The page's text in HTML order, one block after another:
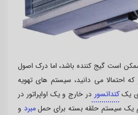
است گیج کننده باشد، اما درک اصول
احتمالا می دانید، سیستم های تهویه
یککندانسور در خارج و یک اواپراتور در
یک سیستم حلقه بسته برای حملمبرد و